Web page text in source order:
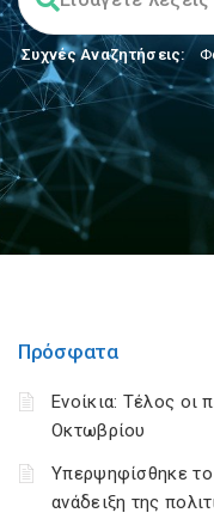
Συχνές Αναζητήσεις:
Πρόσφατα
Ενοίκια: Τέλος οι
Οκτωβρίου
Υπερψηφίσθηκε το
ανάδειξη της